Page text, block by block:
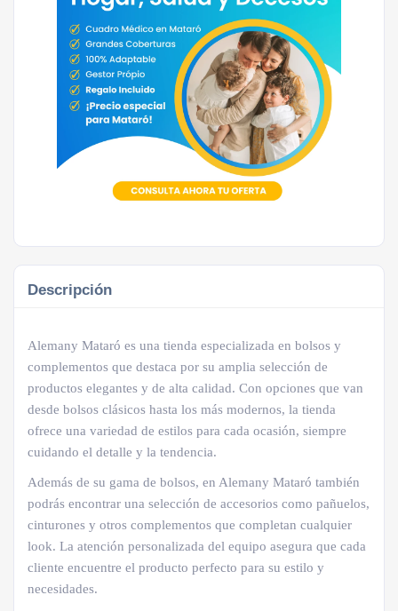
Descripción
Alemany Mataró es una tienda especializada en bolsos y
complementos que destaca por su amplia selección de
productos elegantes y de alta calidad. Con opciones que van
desde bolsos clásicos hasta los más modernos, la tienda
ofrece una variedad de estilos para cada ocasión, siempre
cuidando el detalle y la tendencia.
Además de su gama de bolsos, en Alemany Mataró también
podrás encontrar una selección de accesorios como pañuelos,
cinturones y otros complementos que completan cualquier
look. La atención personalizada del equipo asegura que cada
cliente encuentre el producto perfecto para su estilo y
necesidades.